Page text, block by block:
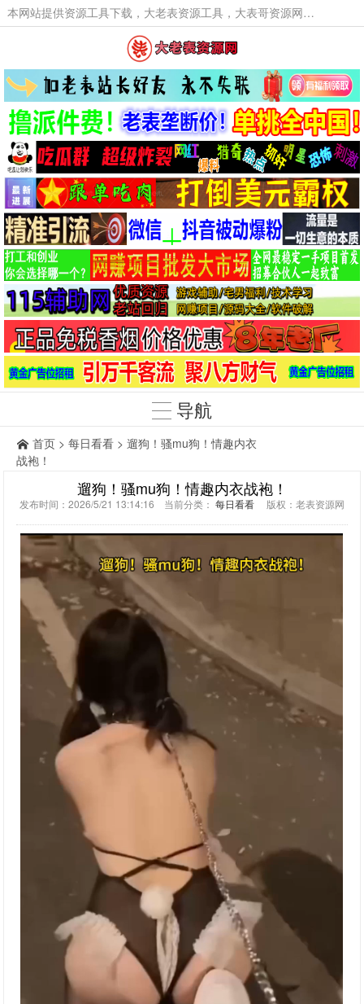
本网站提供资源工具下载，大老表资源工具，大表哥资源网软件工具，大老表资源下载，活动线报福利资源分享,活动线报，大型网游经典游戏，网络热门技术游戏辅助交流与分享。
导航
首页 > 每日看看 > 遛狗！骚mu狗！情趣内衣
战袍！
遛狗！骚mu狗！情趣内衣战袍！
发布时间：2026/5/21 13:14:16 当前分类： 每日看看 版权：老表资源网